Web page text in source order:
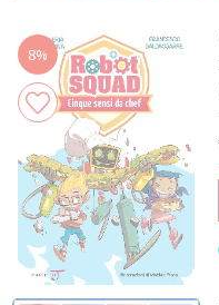
8%